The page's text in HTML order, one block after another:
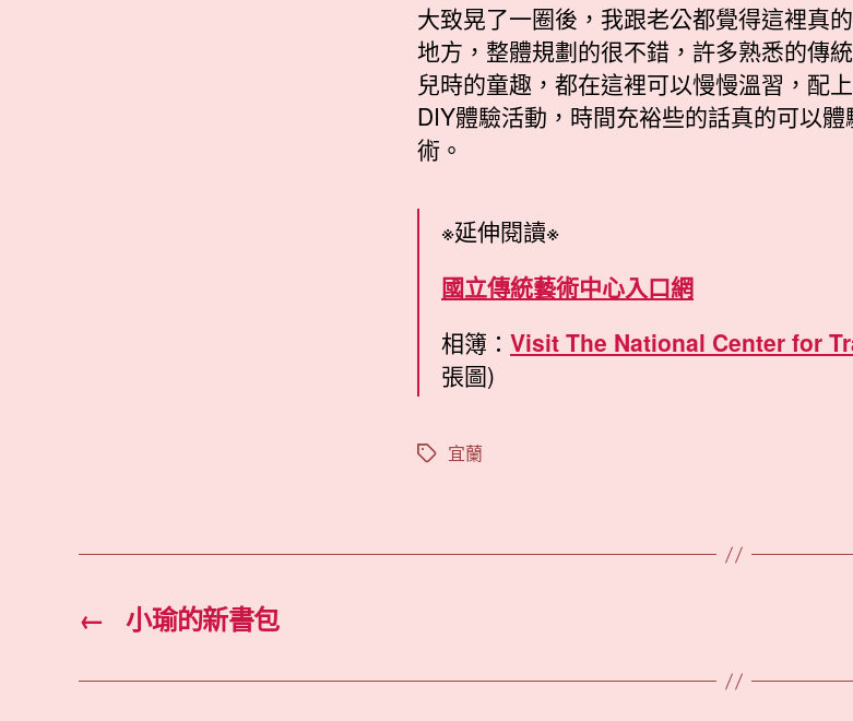
大致晃了一圈後，我跟老公都覺得這裡真
地方，整體規劃的很不錯，許多熟悉的傳
兒時的童趣，都在這裡可以慢慢溫習，配
DIY體驗活動，時間充裕些的話真的可以
術。
※延伸閱讀※
國立傳統藝術中心入口網
相簿： Visit The National Center for
張圖)
標
宜蘭
← 小瑜的新書包